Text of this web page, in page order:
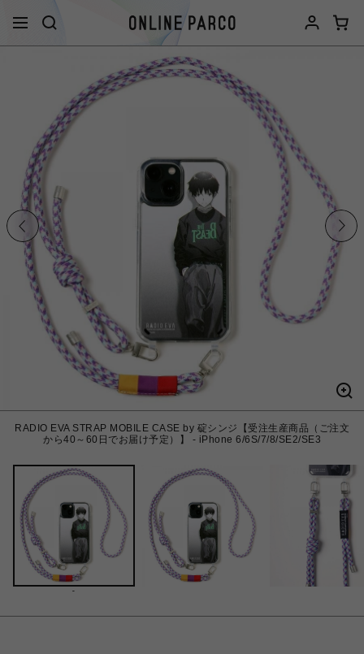
RADIO EVA STRAP MOBILE CASE by 碇シンジ【受注生産商品（ご注文
から40～60日でお届け予定）】 - iPhone 6/6S/7/8/SE2/SE3
-